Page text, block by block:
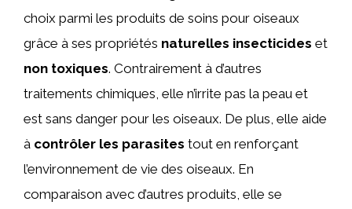
choix parmi les produits de soins pour oiseaux
grâce à ses propriétés naturelles insecticides et
non toxiques. Contrairement à d’autres
traitements chimiques, elle n’irrite pas la peau et
est sans danger pour les oiseaux. De plus, elle aide
à contrôler les parasites tout en renforçant
l’environnement de vie des oiseaux. En
comparaison avec d’autres produits, elle se